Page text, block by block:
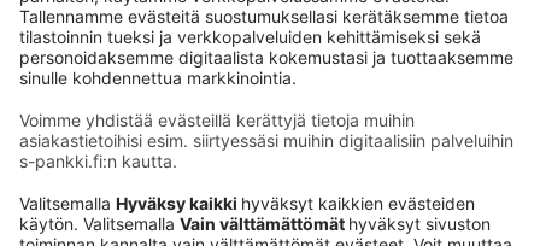
Käyttöehdot
Saavutettavuusseloste
Evästeet